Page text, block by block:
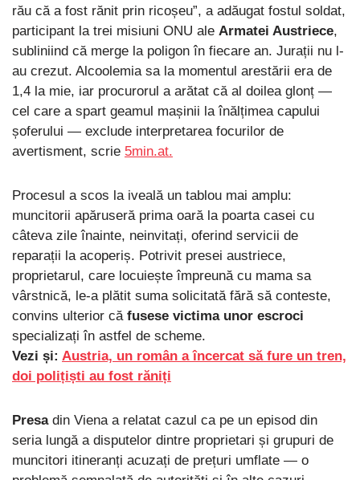
rău că a fost rănit prin ricoșeu”, a adăugat fostul soldat,
participant la trei misiuni ONU ale Armatei Austriece,
subliniind că merge la poligon în fiecare an. Jurații nu l-
au crezut. Alcoolemia sa la momentul arestării era de
1,4 la mie, iar procurorul a arătat că al doilea glonț —
cel care a spart geamul mașinii la înălțimea capului
șoferului — exclude interpretarea focurilor de
avertisment, scrie 5min.at.
Procesul a scos la iveală un tablou mai amplu:
muncitorii apăruseră prima oară la poarta casei cu
câteva zile înainte, neinvitați, oferind servicii de
reparații la acoperiș. Potrivit presei austriece,
proprietarul, care locuiește împreună cu mama sa
vârstnică, le-a plătit suma solicitată fără să conteste,
convins ulterior căfusese victima unor escroci
specializați în astfel de scheme.
Vezi și: Austria, un român a încercat să fure un tren,
doi polițiști au fost răniți
Presadin Viena a relatat cazul ca pe un episod din
seria lungă a disputelor dintre proprietari și grupuri de
muncitori itineranți acuzați de prețuri umflate — o